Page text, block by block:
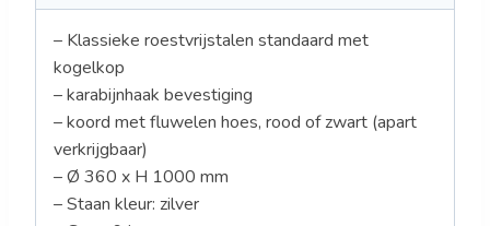
– Klassieke roestvrijstalen standaard met
kogelkop
– karabijnhaak bevestiging
– koord met fluwelen hoes, rood of zwart (apart
verkrijgbaar)
– Ø 360 x H 1000 mm
– Staan kleur: zilver